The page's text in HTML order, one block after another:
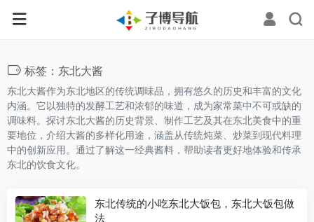
标签：东北大酱
东北大酱作为东北地区的传统调味品，拥有悠久的历史和丰富的文化
内涵。它以独特的发酵工艺和浓郁的味道，成为家常菜中不可或缺的
调味料。探讨东北大酱的历史背景、制作工艺及其在东北美食中的重
要地位，介绍大酱的多样化用途，涵盖从传统炖菜、炒菜到现代料理
中的创新应用。通过了解这一经典酱料，帮助读者更好地体验和传承
东北的饮食文化。
东北传统的小吃东北大饭包，东北大饭包做
法